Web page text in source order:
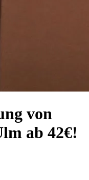
von
ab 42€!